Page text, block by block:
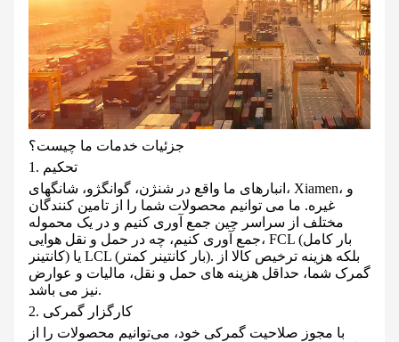
1. تحکیم
انبارهای ما واقع در شنژن، گوانگژو، شانگهای، Xiamen، و
غیره. ما می توانیم محصولات شما را از تامین کنندگان
مختلف از سراسر چین جمع آوری کنیم و در یک محموله
جمع آوری کنیم، چه در حمل و نقل هوایی، FCL (بار کامل
کانتینر) یا LCL (بار کانتینر کمتر). بلکه هزینه ترخیص کالا از
گمرک شما، حداقل هزینه های حمل و نقل، مالیات و عوارض
نیز می باشد.
2. کارگزار گمرکی
با مجوز صلاحیت گمرکی خود، می‌توانیم محصولات را از